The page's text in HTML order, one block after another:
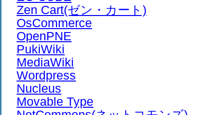
Zen Cart(ゼン・カート)
OsCommerce
OpenPNE
PukiWiki
MediaWiki
Wordpress
Nucleus
Movable Type